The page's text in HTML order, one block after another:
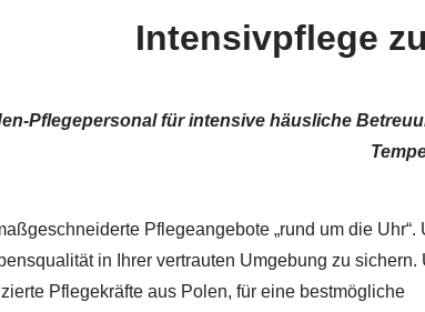
Intensivpflege
Pflegepersonal für intensive häusliche
Pflegeangebote „rund um die Uhr“.
in Ihrer vertrauten Umgebung zu sichern.
Pflegekräfte aus Polen, für eine bestmögliche